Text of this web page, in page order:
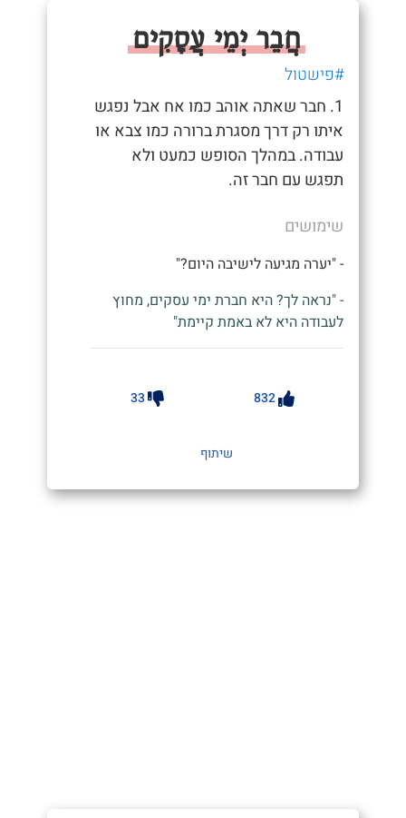
חֲבֵר יְמֵי עֲסָקִים
#פישטול
1. חבר שאתה אוהב כמו אח אבל נפגש
איתו רק דרך מסגרת ברורה כמו צבא או
עבודה. במהלך הסופש כמעט ולא
תפגש עם חבר זה.
שימושים
- "יערה מגיעה לישיבה היום?"
- "נראה לך? היא חברת ימי עסקים, מחוץ
לעבודה היא לא באמת קיימת"
832
33
שיתוף